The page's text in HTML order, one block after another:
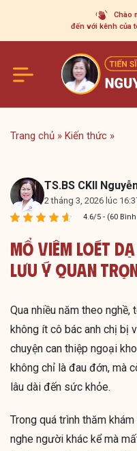
content
Chào
đến với kênh của
Trang chủ » Kiến thức »
TS.BS CKII
2 tháng 3, 2026 lúc
4.6/5 - (60
Mổ Viêm Loét
Lưu Ý Quan
Qua nhiều năm theo
không ít cô bác anh chị bị
chuyện can thiệp ngoại
không chỉ là đau đớn, mà
lâu dài đến sức khỏe.
Trong quá trình thăm
nghe người khác kể mà